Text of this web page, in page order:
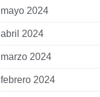
mayo 2024
abril 2024
marzo 2024
febrero 2024